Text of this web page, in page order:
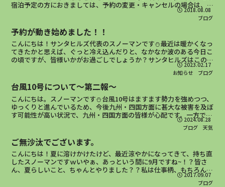
宿泊予定の方におきましては、予約の変更・キャンセルの場合は、無
2018.08.08
ブログ
予約が動き始めました！！
こんにちは！サンタヒルズ代表のスノーマンです⛄最近は暖かくなっ
てきたかと思えば、ぐっと冷え込んだりと、なかなか波のある今日こ
の頃ですが、皆様いかがお過ごしでしょうか？サンタヒルズはこの
冬、数回積雪がありましたが、現在はすっかり溶けてひと安心...2023.02.17
お知らせ
ブログ
台風10号について～第二報～
こんにちは。スノーマンです⛄台風10号はますます勢力を強めつつ、
ゆっくりと進んでいるため、今後九州・四国方面に甚大な被害を及ぼ
す可能性が高い状況で、九州・四国方面の皆様が心配です。一方で、
今後の進路においてはかなり不明確で、西日本を迷走する...2024.08.28
ブログ
天気
ご無沙汰でございます。
こんにちは！夏に溶けかけたけど、最近涼やかになってきて、持ち直
したスノーマンですｗいやぁ、あっという間に9月ですね~！？皆さ
ん、夏らしいこと、ちゃんとやりました？？私は仕事柄、もちろんキ
ャンプも行けてないですし、プールも行ってないです。行け...2017.09.07
ブログ